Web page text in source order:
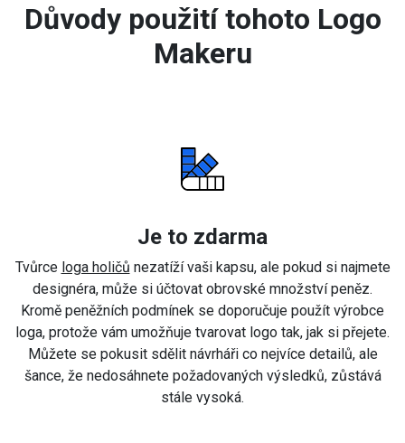
Důvody použití tohoto Logo
Makeru
Je to zdarma
Tvůrce loga holičů nezatíží vaši kapsu, ale pokud si najmete
designéra, může si účtovat obrovské množství peněz.
Kromě peněžních podmínek se doporučuje použít výrobce
loga, protože vám umožňuje tvarovat logo tak, jak si přejete.
Můžete se pokusit sdělit návrháři co nejvíce detailů, ale
šance, že nedosáhnete požadovaných výsledků, zůstává
stále vysoká.